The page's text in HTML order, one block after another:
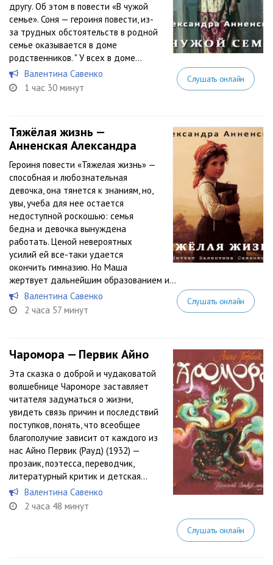
другу. Об этом в повести «В чужой
семье». Соня — героиня повести, из-
за трудных обстоятельств в родной
семье оказывается в доме
родственников. " У всех в доме...
Валентина Савенко
1 час 30 минут
Слушать онлайн
Тяжёлая жизнь —
Анненская Александра
Героиня повести «Тяжелая жизнь» —
способная и любознательная
девочка, она тянется к знаниям, но,
увы, учеба для нее остается
недоступной роскошью: семья
бедна и девочка вынуждена
работать. Ценой невероятных
усилий ей все-таки удается
окончить гимназию. Но Маша
жертвует дальнейшим образованием и...
Валентина Савенко
2 часа 57 минут
Слушать онлайн
Чаромора — Первик Айно
Эта сказка о доброй и чудаковатой
волшебнице Чароморе заставляет
читателя задуматься о жизни,
увидеть связь причин и последствий
поступков, понять, что всеобщее
благополучие зависит от каждого из
нас Айно Первик (Рауд) (1932) —
прозаик, поэтесса, переводчик,
литературный критик и детская...
Валентина Савенко
2 часа 48 минут
Слушать онлайн